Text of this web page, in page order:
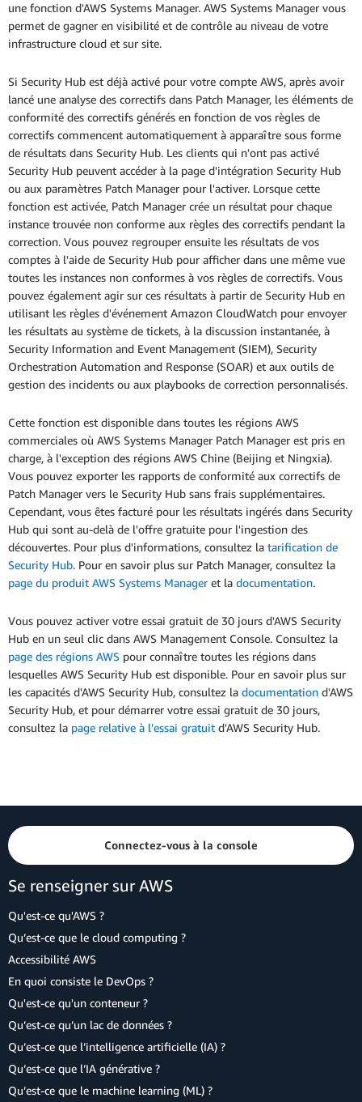
une fonction d'AWS Systems Manager. AWS Systems Manager vous
permet de gagner en visibilité et de contrôle au niveau de votre
infrastructure cloud et sur site.
Si Security Hub est déjà activé pour votre compte AWS, après avoir
lancé une analyse des correctifs dans Patch Manager, les éléments de
conformité des correctifs générés en fonction de vos règles de
correctifs commencent automatiquement à apparaître sous forme
de résultats dans Security Hub. Les clients qui n'ont pas activé
Security Hub peuvent accéder à la page d'intégration Security Hub
ou aux paramètres Patch Manager pour l'activer. Lorsque cette
fonction est activée, Patch Manager crée un résultat pour chaque
instance trouvée non conforme aux règles des correctifs pendant la
correction. Vous pouvez regrouper ensuite les résultats de vos
comptes à l'aide de Security Hub pour afficher dans une même vue
toutes les instances non conformes à vos règles de correctifs. Vous
pouvez également agir sur ces résultats à partir de Security Hub en
utilisant les règles d'événement Amazon CloudWatch pour envoyer
les résultats au système de tickets, à la discussion instantanée, à
Security Information and Event Management (SIEM), Security
Orchestration Automation and Response (SOAR) et aux outils de
gestion des incidents ou aux playbooks de correction personnalisés.
Cette fonction est disponible dans toutes les régions AWS
commerciales où AWS Systems Manager Patch Manager est pris en
charge, à l'exception des régions AWS Chine (Beijing et Ningxia).
Vous pouvez exporter les rapports de conformité aux correctifs de
Patch Manager vers le Security Hub sans frais supplémentaires.
Cependant, vous êtes facturé pour les résultats ingérés dans Security
Hub qui sont au-delà de l'offre gratuite pour l'ingestion des
découvertes. Pour plus d'informations, consultez la tarification de
Security Hub. Pour en savoir plus sur Patch Manager, consultez la
page du produit AWS Systems Manageret la documentation.
Vous pouvez activer votre essai gratuit de 30 jours d'AWS Security
Hub en un seul clic dans AWS Management Console. Consultez la
page des régions AWS pour connaître toutes les régions dans
lesquelles AWS Security Hub est disponible. Pour en savoir plus sur
les capacités d'AWS Security Hub, consultez la documentation d'AWS
Security Hub, et pour démarrer votre essai gratuit de 30 jours,
consultez la page relative à l'essai gratuit d'AWS Security Hub.
Connectez-vous à la console
Se renseigner sur AWS
Qu'est-ce qu'AWS ?
Qu’est-ce que le cloud computing ?
Accessibilité AWS
En quoi consiste le DevOps ?
Qu'est-ce qu'un conteneur ?
Qu’est-ce qu’un lac de données ?
Qu’est-ce que l’intelligence artificielle (IA) ?
Qu’est-ce que l’IA générative ?
Qu’est-ce que le machine learning (ML) ?